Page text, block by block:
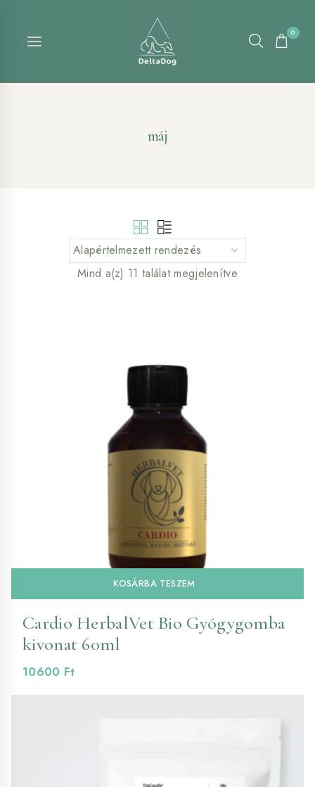
content
0
máj
Mind a(z) 11 találat megjelenítve
KOSÁRBA TESZEM
Cardio HerbalVet Bio Gyógygomba
kivonat 60ml
10600 Ft